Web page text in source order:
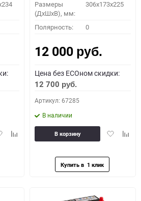
Добавить
Размеры
(ДхШхВ), мм:
306x173x225
Полярность: 0
12 000 руб.
Цена без ECOном скидки:
12 700 руб.
Артикул: 67285
В наличии
Добавить
В корзину